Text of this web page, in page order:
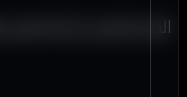
المستشارين الإعلاميين